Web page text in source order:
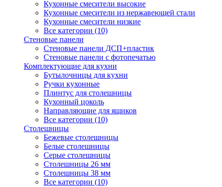
Кухонные смесители высокие
Кухонные смесители из нержавеющей стали
Кухонные смесители низкие
Все категории (10)
Стеновые панели
Стеновые панели ДСП+пластик
Стеновые панели с фотопечатью
Комплектующие для кухни
Бутылочницы для кухни
Ручки кухонные
Плинтус для столешницы
Кухонный цоколь
Направляющие для ящиков
Все категории (10)
Столешницы
Бежевые столешницы
Белые столешницы
Серые столешницы
Столешницы 26 мм
Столешницы 38 мм
Все категории (10)